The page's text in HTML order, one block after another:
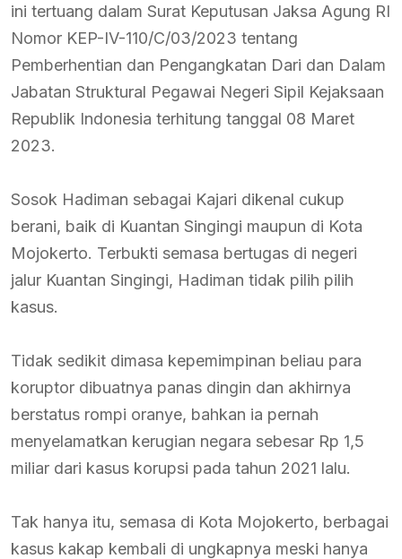
ini tertuang dalam Surat Keputusan Jaksa Agung RI
Nomor KEP-IV-110/C/03/2023 tentang
Pemberhentian dan Pengangkatan Dari dan Dalam
Jabatan Struktural Pegawai Negeri Sipil Kejaksaan
Republik Indonesia terhitung tanggal 08 Maret
2023.
Sosok Hadiman sebagai Kajari dikenal cukup
berani, baik di Kuantan Singingi maupun di Kota
Mojokerto. Terbukti semasa bertugas di negeri
jalur Kuantan Singingi, Hadiman tidak pilih pilih
kasus.
Tidak sedikit dimasa kepemimpinan beliau para
koruptor dibuatnya panas dingin dan akhirnya
berstatus rompi oranye, bahkan ia pernah
menyelamatkan kerugian negara sebesar Rp 1,5
miliar dari kasus korupsi pada tahun 2021 lalu.
Tak hanya itu, semasa di Kota Mojokerto, berbagai
kasus kakap kembali di ungkapnya meski hanya